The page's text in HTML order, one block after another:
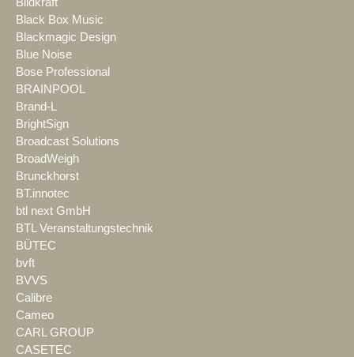
Black Box Music
Blackmagic Design
Blue Noise
Bose Professional
BRAINPOOL
Brand-L
BrightSign
Broadcast Solutions
BroadWeigh
Brunckhorst
BT.innotec
btl next GmbH
BTL Veranstaltungstechnik
BÜTEC
bvft
BVVS
Calibre
Cameo
CARL GROUP
CASETEC